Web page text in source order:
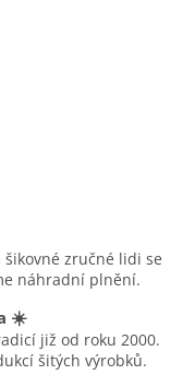
zručné lidi se
náhradní plnění.
☀️
již od roku 2000.
šitých výrobků.